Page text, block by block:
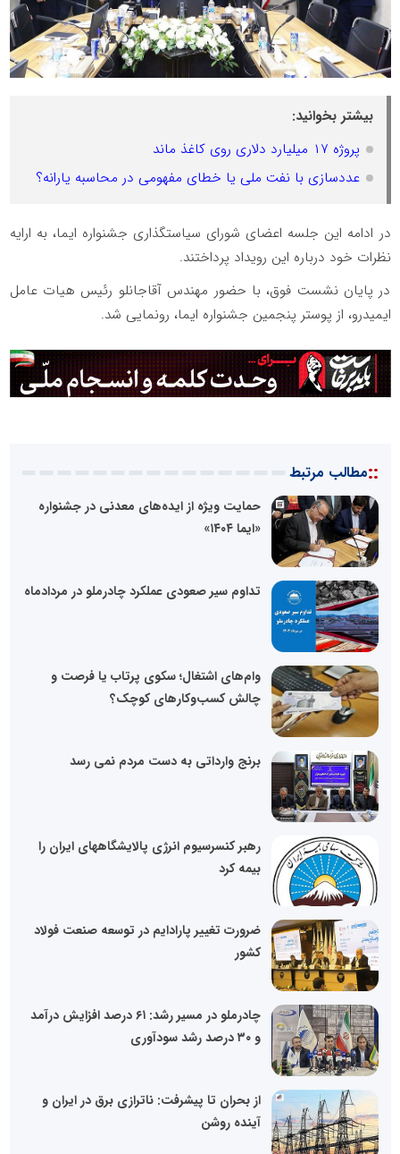
بیشتر بخوانید:
پروژه ۱۷ میلیارد دلاری روی کاغذ ماند
عددسازی با نفت ملی یا خطای مفهومی در محاسبه یارانه؟
در ادامه این جلسه اعضای شورای سیاستگذاری جشنواره ایما، به ارایه
نظرات خود درباره این رویداد پرداختند.
در پایان نشست فوق، با حضور مهندس آقاجانلو رئیس هیات عامل
ایمیدرو، از پوستر پنجمین جشنواره ایما، رونمایی شد.
::مطالب مرتبط
حمایت ویژه از ایده‌های معدنی در جشنواره
«ایما ۱۴۰۴»
تداوم سیر صعودی عملکرد چادرملو در مردادماه
وام‌های اشتغال؛ سکوی پرتاب یا فرصت و
چالش کسب‌وکارهای کوچک؟
برنج وارداتی به دست مردم نمی رسد
رهبر کنسرسیوم انرژی پالایشگاههای ایران را
بیمه کرد
ضرورت تغییر پارادایم در توسعه صنعت فولاد
کشور
چادرملو در مسیر رشد: ۶۱ درصد افزایش درآمد
و ۳۰ درصد رشد سودآوری
از بحران تا پیشرفت: ناترازی برق در ایران و
آینده روشن